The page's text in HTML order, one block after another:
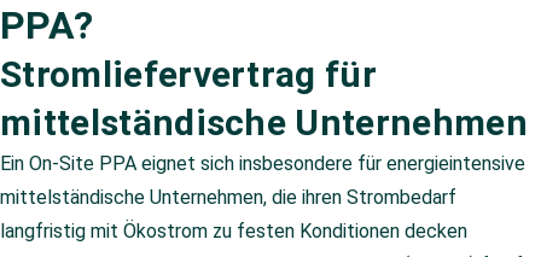
PPA?
Stromliefervertrag für
mittelständische Unternehmen
Ein On-Site PPA eignet sich insbesondere für energieintensive
mittelständische Unternehmen, die ihren Strombedarf
langfristig mit Ökostrom zu festen Konditionen decken